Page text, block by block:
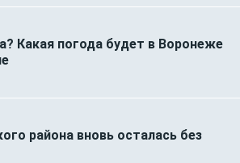
Какая погода будет в Воронеже
района вновь осталась без